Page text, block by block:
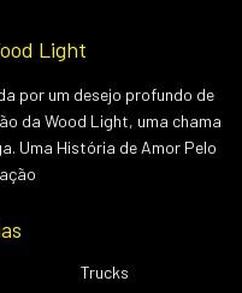
Light
por um desejo profundo de
da Wood Light, uma chama
Uma História de Amor Pelo
Trucks